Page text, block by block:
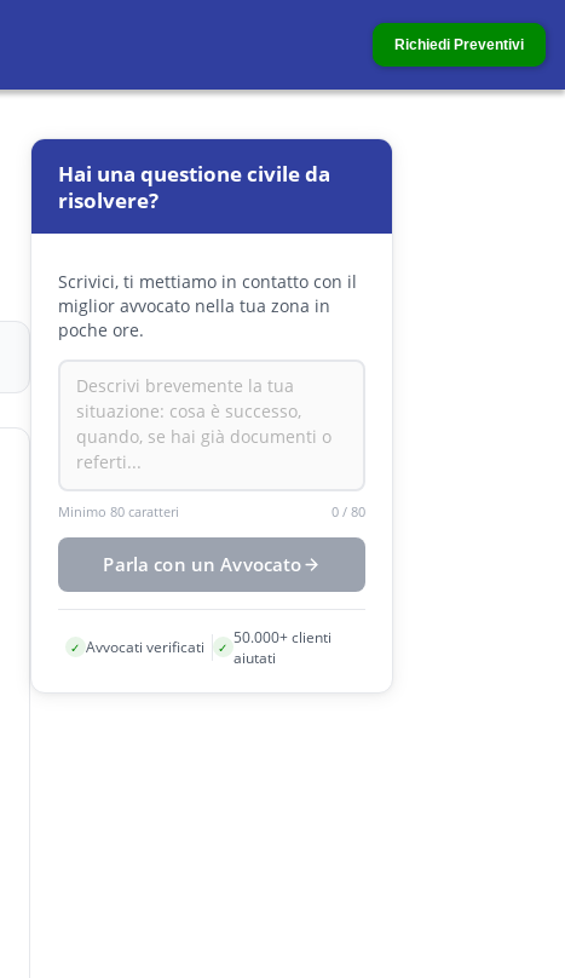
Richiedi Preventivi
Hai una questione civile da
risolvere?
Scrivici, ti mettiamo in contatto con il
miglior avvocato nella tua zona in
poche ore.
Minimo 80 caratteri 0 / 80
Parla con un Avvocato
✓ Avvocati verificati ✓ 50.000+ clienti
aiutati